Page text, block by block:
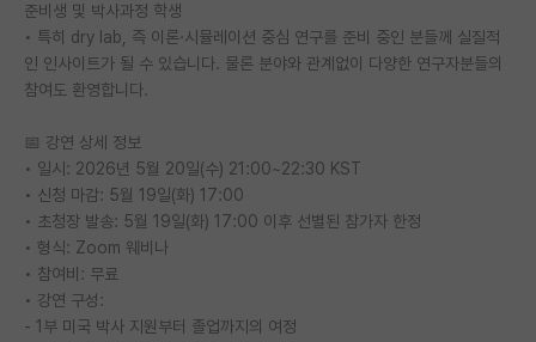
준비생 및 박사과정 학생
• 특히 dry lab, 즉 이론·시뮬레이션 중심 연구를 준비 중인 분들께 실질적
인 인사이트가 될 수 있습니다. 물론 분야와 관계없이 다양한 연구자분들의
참여도 환영합니다.
📅 강연 상세 정보
• 일시: 2026년 5월 20일(수) 21:00~22:30 KST
• 신청 마감: 5월 19일(화) 17:00
• 초청장 발송: 5월 19일(화) 17:00 이후 선별된 참가자 한정
• 형식: Zoom 웨비나
• 참여비: 무료
• 강연 구성:
- 1부 미국 박사 지원부터 졸업까지의 여정